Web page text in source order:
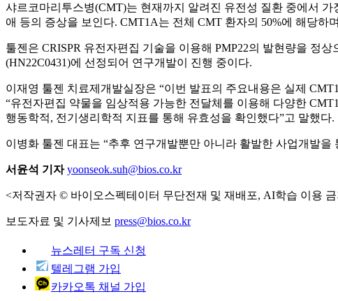
샤르코마리투스병(CMT)는 현재까지 알려진 유전성 질환 중에서
애 등의 증상을 보인다. CMT1A는 전체 CMT 환자의 50%에 해당하
툴젠은 CRISPR 유전자편집 기술을 이용해 PMP22의 발현량을 정
(HN22C0431)에 선정되어 연구개발이 진행 중이다.
이재영 툴젠 치료제개발실장은 “이번 발표의 주요내용은 실제
“유전자편집 약물을 임상적용 가능한 전달체를 이용해 다양한
행동학적, 전기생리학적 지표를 통해 유효성을 확인했다”고 말했다.
이병화 툴젠 대표는 “추후 연구개발뿐만 아니라 활발한 사업개발
서윤석 기자 yoonseok.suh@bios.co.kr
<저작권자 © 바이오스펙테이터 무단전재 및 재배포, AI학습 이용
보도자료 및 기사제보 press@bios.co.kr
뉴스레터 구독 신청
텔레그램 가입
카카오톡 채널 가입